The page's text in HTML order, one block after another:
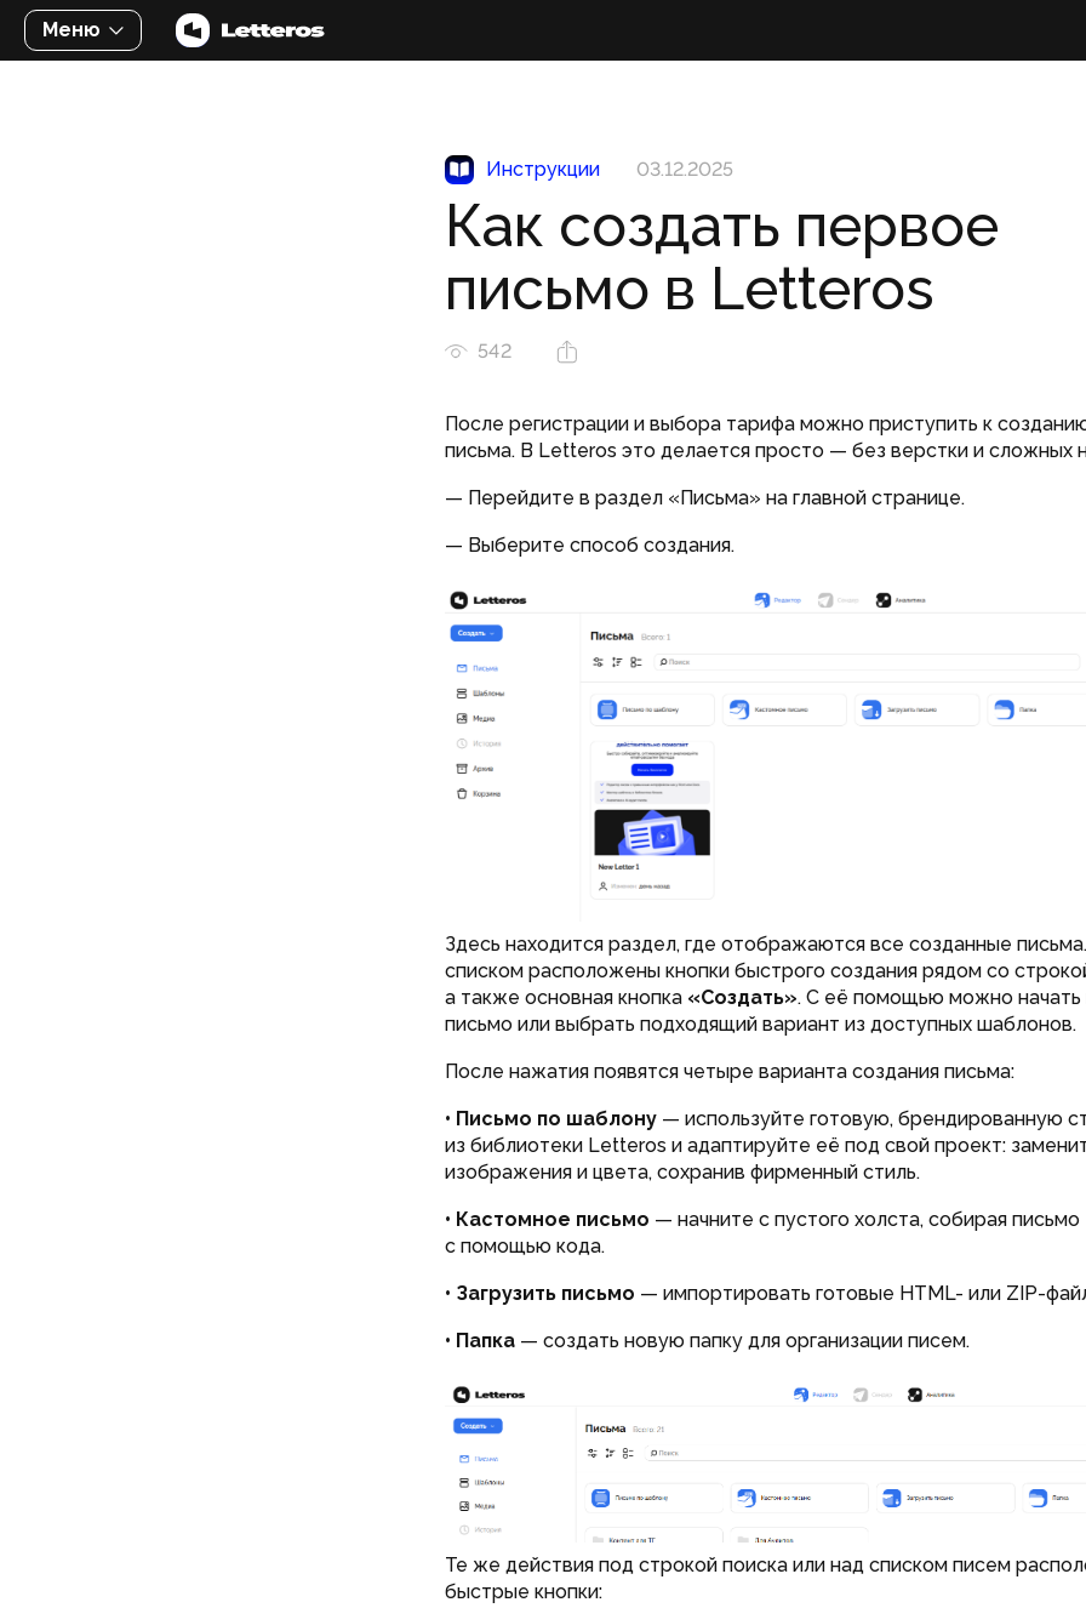
Меню
Инструкции 03.12.2025
Как создать первое
письмо в Letteros
542
После регистрации и выбора тарифа можно приступить к
письма. В Letteros это делается просто — без верстки и сложных
— Перейдите в раздел «Письма» на главной странице.
— Выберите способ создания.
Здесь находится раздел, где отображаются все созданные
списком расположены кнопки быстрого создания рядом со
а также основная кнопка «Создать». С её помощью можно начать
письмо или выбрать подходящий вариант из доступных шаблонов.
После нажатия появятся четыре варианта создания письма:
• Письмо по шаблону — используйте готовую, брендированную
из библиотеки Letteros и адаптируйте её под свой проект:
изображения и цвета, сохранив фирменный стиль.
• Кастомное письмо — начните с пустого холста, собирая письмо
с помощью кода.
• Загрузить письмо — импортировать готовые HTML- или ZIP-
• Папка — создать новую папку для организации писем.
Те же действия под строкой поиска или над списком писем
быстрые кнопки: